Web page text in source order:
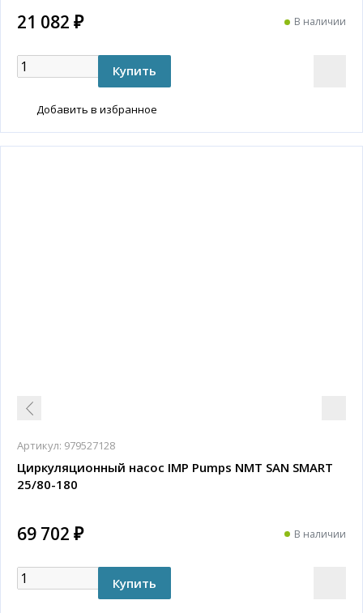
21 082 ₽ В наличии
Добавить в избранное
Артикул: 979527128
Циркуляционный насос IMP Pumps NMT SAN SMART
25/80-180
69 702 ₽ В наличии